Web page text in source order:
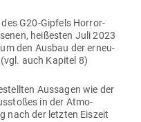
des G20-Gipfels Hor­ror­
hei­ßesten Juli 2023
den Ausbau der erneu­
auch Kapitel 8)
Aus­sagen wie der
in der Atmo­
nach der letzten Eiszeit